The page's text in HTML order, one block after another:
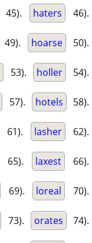
45). haters 46).
49). hoarse 50).
53). holler 54).
57). hotels 58).
61). lasher 62).
65). laxest 66).
69). loreal 70).
73). orates 74).